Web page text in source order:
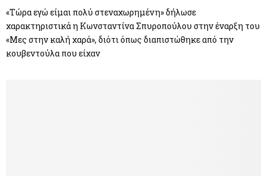
«Τώρα εγώ είμαι πολύ στεναχωρημένη» δήλωσε
χαρακτηριστικά η Κωνσταντίνα Σπυροπούλου στην έναρξη του
«Μες στην καλή χαρά», διότι όπως διαπιστώθηκε από την
κουβεντούλα που είχαν